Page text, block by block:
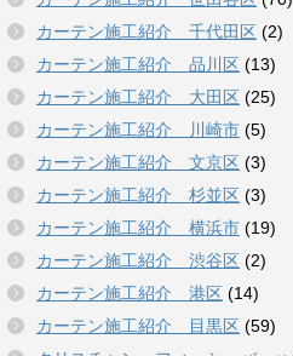
カーテン施工紹介 千代田区 (2)
カーテン施工紹介 品川区 (13)
カーテン施工紹介 大田区 (25)
カーテン施工紹介 川崎市 (5)
カーテン施工紹介 文京区 (3)
カーテン施工紹介 杉並区 (3)
カーテン施工紹介 横浜市 (19)
カーテン施工紹介 渋谷区 (2)
カーテン施工紹介 港区 (14)
カーテン施工紹介 目黒区 (59)